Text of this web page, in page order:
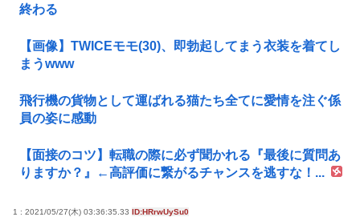
終わる
【画像】TWICEモモ(30)、即勃起してまう衣装を着てし
まうwww
飛行機の貨物として運ばれる猫たち全てに愛情を注ぐ係
員の姿に感動
【面接のコツ】転職の際に必ず聞かれる『最後に質問あ
りますか？』←高評価に繋がるチャンスを逃すな！...
1 : 2021/05/27(木) 03:36:35.33 ID:HRrwUySu0